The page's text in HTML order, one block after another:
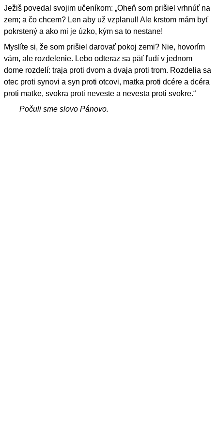
Ježiš povedal svojim učeníkom: „Oheň som prišiel vrhnúť na
zem; a čo chcem? Len aby už vzplanul! Ale krstom mám byť
pokrstený a ako mi je úzko, kým sa to nestane!
Myslíte si, že som prišiel darovať pokoj zemi? Nie, hovorím
vám, ale rozdelenie. Lebo odteraz sa päť ľudí v jednom
dome rozdelí: traja proti dvom a dvaja proti trom. Rozdelia sa
otec proti synovi a syn proti otcovi, matka proti dcére a dcéra
proti matke, svokra proti neveste a nevesta proti svokre.“
Počuli sme slovo Pánovo.